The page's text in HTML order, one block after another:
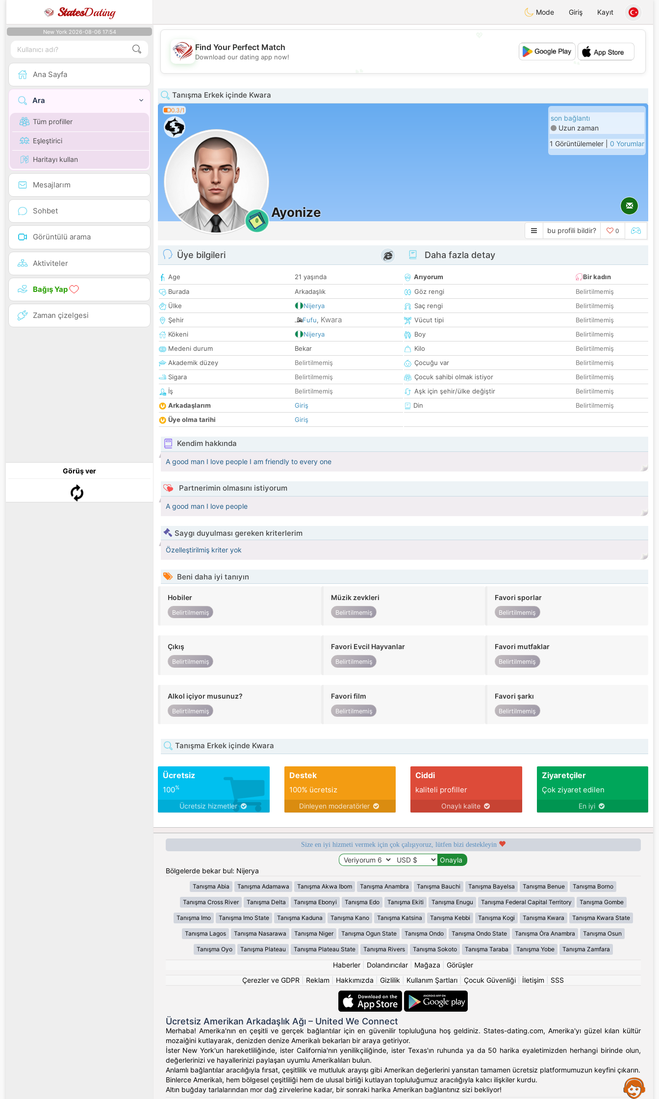
StatesDating Mode Giriş Kayıt
New York 2026-08-06 17:54
Ana Sayfa
Ara
Tüm profiller
Eşleştirici
Haritayı kullan
Mesajlarım
Sohbet
Görüntülü arama
Aktiviteler
Bağış Yap
Zaman çizelgesi
Görüş ver
💖
💕
Find Your Perfect Match
Download our dating app now!
Tanışma Erkek içinde Kwara
0.3/1
0
Ayonize
son bağlantı
Uzun zaman
1 Görüntülemeler | 0 Yorumlar
bu profili bildir? 0
Üye bilgileri
Age
21 yaşında
Burada
Arkadaşlık
Ülke
Nijerya
Şehir
Fufu, Kwara
Kökeni
Nijerya
Medeni durum
Bekar
Akademik düzey
Belirtilmemiş
Sigara
Belirtilmemiş
İş
Belirtilmemiş
Arkadaşlarım
Giriş
Üye olma tarihi
Giriş
Daha fazla detay
Arıyorum
Bir kadın
Göz rengi
Belirtilmemiş
Saç rengi
Belirtilmemiş
Vücut tipi
Belirtilmemiş
Boy
Belirtilmemiş
Kilo
Belirtilmemiş
Çocuğu var
Belirtilmemiş
Çocuk sahibi olmak istiyor
Belirtilmemiş
Aşk için şehir/ülke değiştir
Belirtilmemiş
Din
Belirtilmemiş
Kendim hakkında
A good man I love people I am friendly to every one
Partnerimin olmasını istiyorum
A good man I love people
Saygı duyulması gereken kriterlerim
Özelleştirilmiş kriter yok
Beni daha iyi tanıyın
Hobiler
Belirtilmemiş
Müzik zevkleri
Belirtilmemiş
Favori sporlar
Belirtilmemiş
Çıkış
Belirtilmemiş
Favori Evcil Hayvanlar
Belirtilmemiş
Favori mutfaklar
Belirtilmemiş
Alkol içiyor musunuz?
Belirtilmemiş
Favori film
Belirtilmemiş
Favori şarkı
Belirtilmemiş
Tanışma Erkek içinde Kwara
Ücretsiz
100%
Ücretsiz hizmetler
Destek
100% ücretsiz
Dinleyen moderatörler
Ciddi
kaliteli profiller
Onaylı kalite
Ziyaretçiler
Çok ziyaret edilen
En iyi
Size en iyi hizmeti vermek için çok çalışıyoruz, lütfen bizi destekleyin
Bölgelerde bekar bul: Nijerya
Tanışma Abia Tanışma Adamawa Tanışma Akwa Ibom Tanışma Anambra Tanışma Bauchi Tanışma Bayelsa Tanışma Benue Tanışma Borno
Tanışma Cross River Tanışma Delta Tanışma Ebonyi Tanışma Edo Tanışma Ekiti Tanışma Enugu Tanışma Federal Capital Territory Tanışma Gombe
Tanışma Imo Tanışma Imo State Tanışma Kaduna Tanışma Kano Tanışma Katsina Tanışma Kebbi Tanışma Kogi Tanışma Kwara Tanışma Kwara State
Tanışma Lagos Tanışma Nasarawa Tanışma Niger Tanışma Ogun State Tanışma Ondo Tanışma Ondo State Tanışma Ȯra Anambra Tanışma Osun
Tanışma Oyo Tanışma Plateau Tanışma Plateau State Tanışma Rivers Tanışma Sokoto Tanışma Taraba Tanışma Yobe Tanışma Zamfara
Haberler Dolandırıcılar Mağaza
Görüşler
Çerezler ve GDPR
Reklam Hakkımızda Gizlilik Kullanım Şartları Çocuk Güvenliği İletişim SSS
Ücretsiz Amerikan Arkadaşlık Ağı – United We Connect
Merhaba! Amerika'nın en çeşitli ve gerçek bağlantılar için en güvenilir topluluğuna hoş geldiniz. States-dating.com, Amerika'yı güzel kılan kültür
mozaiğini kutlayarak, denizden denize Amerikalı bekarları bir araya getiriyor.
İster New York'un hareketliliğinde, ister California'nın yenilikçiliğinde, ister Texas'ın ruhunda ya da 50 harika eyaletimizden herhangi birinde olun,
değerlerinizi ve hayallerinizi paylaşan uyumlu Amerikalıları bulun.
Anlamlı bağlantılar aracılığıyla fırsat, çeşitlilik ve mutluluk arayışı gibi Amerikan değerlerini yansıtan tamamen ücretsiz platformumuzun keyfini çıkarın.
Binlerce Amerikalı, hem bölgesel çeşitliliği hem de ulusal birliği kutlayan topluluğumuz aracılığıyla kalıcı ilişkiler kurdu.
Altın buğday tarlalarından mor dağ zirvelerine kadar, bir sonraki harika Amerikan bağlantınız sizi bekliyor!
Assistance